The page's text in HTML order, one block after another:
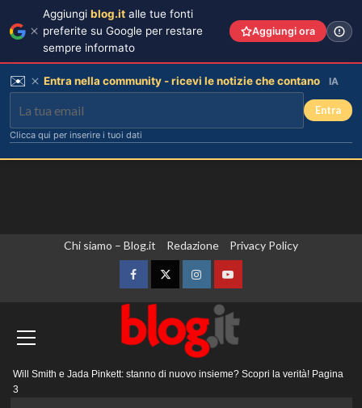
Chi siamo – Blog.it Redazione Privacy Policy
FacebookTwitterInstagramYouTube
Will Smith e Jada Pinkett: stanno di nuovo insieme? Scopri la verità! Pagina
3
Aggiungi blog.it alle tue fonti
preferite su Google per restare
sempre informato
Aggiungi ora
✉️ Entra nella community - ricevi le notizie che contano IA
Entra
Clicca qui per inserire i tuoi dati